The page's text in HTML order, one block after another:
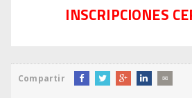
INSCRIPCIONES
Compartir ✉